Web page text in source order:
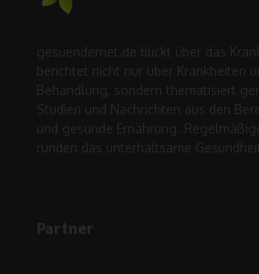
gesuendernet.de blickt über das
berichtet nicht nur über Krankheiten
Behandlung, sondern thematisiert
Studien und Nachrichten aus den
und gesunde Ernährung.
runden das unterhaltsame
Partner